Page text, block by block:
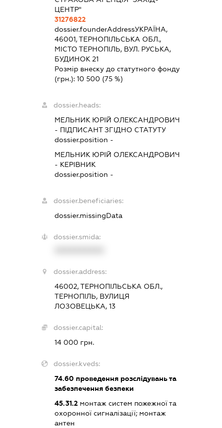
ЦЕНТР"
31276822
dossier.founderAddressУКРАЇНА,
46001, ТЕРНОПІЛЬСЬКА ОБЛ.,
МІСТО ТЕРНОПІЛЬ, ВУЛ. РУСЬКА,
БУДИНОК 21
Розмір внеску до статутного фонду
(грн.):10 500 (75 %)
dossier.heads:
МЕЛЬНИК ЮРІЙ ОЛЕКСАНДРОВИЧ
- ПІДПИСАНТЗГІДНО СТАТУТУ
dossier.position -
МЕЛЬНИК ЮРІЙ ОЛЕКСАНДРОВИЧ
- КЕРІВНИК
dossier.position -
dossier.beneficiaries:
dossier.missingData
dossier.smida:
dossier.address:
46002, ТЕРНОПІЛЬСЬКА ОБЛ.,
ТЕРНОПІЛЬ, ВУЛИЦЯ
ЛОЗОВЕЦЬКА, 13
dossier.capital:
14 000 грн.
dossier.kveds:
74.60 проведення розслідувань та
забезпечення безпеки
45.31.2 монтаж систем пожежної та
охоронної сигналізації; монтаж
антен